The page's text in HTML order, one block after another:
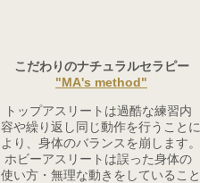
こだわりのナチュラルセラピー
"MA's method"
トップアスリートは過酷な練習内
容や繰り返し同じ動作を行うことに
より、身体のバランスを崩します。
ホビーアスリートは誤った身体の
使い方・無理な動きをしていること